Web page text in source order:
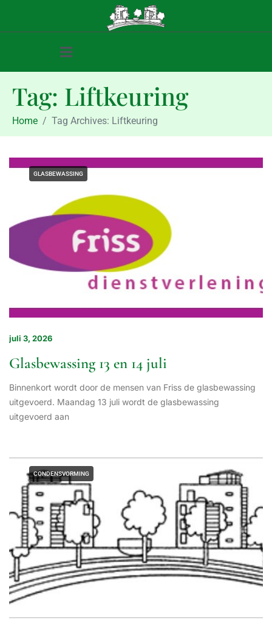
Tag: Liftkeuring
Home Tag Archives: Liftkeuring
GLASBEWASSING
juli 3, 2026
Glasbewassing 13 en 14 juli
Binnenkort wordt door de mensen van Friss de glasbewassing
uitgevoerd. Maandag 13 juli wordt de glasbewassing
uitgevoerd aan
CONDENSVORMING